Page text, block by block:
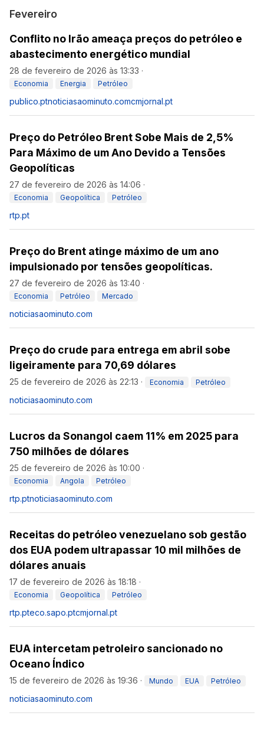
Fevereiro
Conflito no Irão ameaça preços do petróleo e
abastecimento energético mundial
28 de fevereiro de 2026 às 13:33 ·
Economia Energia Petróleo
publico.ptnoticiasaominuto.comcmjornal.pt
Preço do Petróleo Brent Sobe Mais de 2,5%
Para Máximo de um Ano Devido a Tensões
Geopolíticas
27 de fevereiro de 2026 às 14:06 ·
Economia Geopolítica Petróleo
rtp.pt
Preço do Brent atinge máximo de um ano
impulsionado por tensões geopolíticas.
27 de fevereiro de 2026 às 13:40 ·
Economia Petróleo Mercado
noticiasaominuto.com
Preço do crude para entrega em abril sobe
ligeiramente para 70,69 dólares
25 de fevereiro de 2026 às 22:13 · Economia Petróleo
noticiasaominuto.com
Lucros da Sonangol caem 11% em 2025 para
750 milhões de dólares
25 de fevereiro de 2026 às 10:00 ·
Economia Angola Petróleo
rtp.ptnoticiasaominuto.com
Receitas do petróleo venezuelano sob gestão
dos EUA podem ultrapassar 10 mil milhões de
dólares anuais
17 de fevereiro de 2026 às 18:18 ·
Economia Geopolítica Petróleo
rtp.pteco.sapo.ptcmjornal.pt
EUA intercetam petroleiro sancionado no
Oceano Índico
15 de fevereiro de 2026 às 19:36 · Mundo EUA Petróleo
noticiasaominuto.com